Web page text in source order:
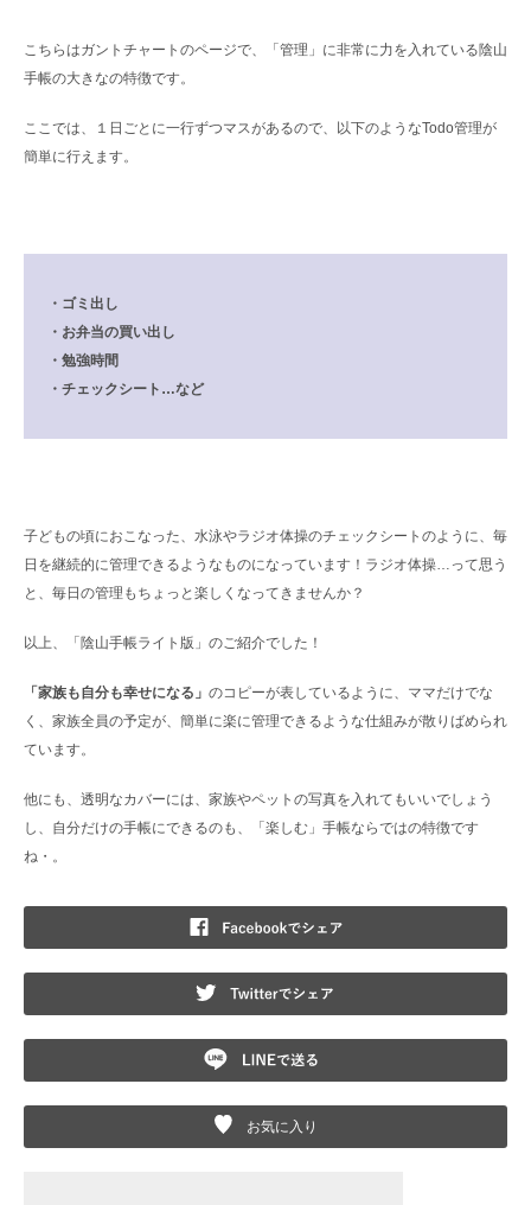
こちらはガントチャートのページで、「管理」に非常に力を入れている陰山
手帳の大きなの特徴です。
ここでは、１日ごとに一行ずつマスがあるので、以下のようなTodo管理が
簡単に行えます。
・ゴミ出し
・お弁当の買い出し
・勉強時間
・チェックシート…など
子どもの頃におこなった、水泳やラジオ体操のチェックシートのように、毎
日を継続的に管理できるようなものになっています！ラジオ体操…って思う
と、毎日の管理もちょっと楽しくなってきませんか？
以上、「陰山手帳ライト版」のご紹介でした！
「家族も自分も幸せになる」 のコピーが表しているように、ママだけでな
く、家族全員の予定が、簡単に楽に管理できるような仕組みが散りばめられ
ています。
他にも、透明なカバーには、家族やペットの写真を入れてもいいでしょう
し、自分だけの手帳にできるのも、「楽しむ」手帳ならではの特徴です
ね・。
お気に入り